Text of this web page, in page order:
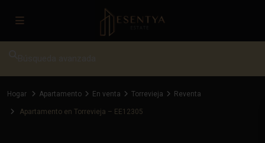
Hogar Apartamento En venta Torrevieja Reventa
Apartamento en Torrevieja – EE12305